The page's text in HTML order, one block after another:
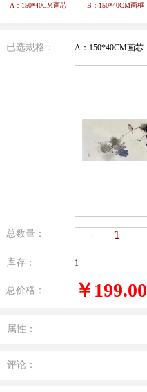
A：150*40CM画芯 B：150*40CM画框
已选规格： A：150*40CM画芯
总数量： -
库存： 1
总价格： ￥199.00
属性：
评论：